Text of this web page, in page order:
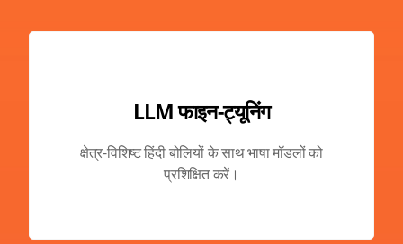
LLM फाइन-ट्यूनिंग
क्षेत्र-विशिष्ट हिंदी बोलियों के साथ भाषा मॉडलों को
प्रशिक्षित करें।